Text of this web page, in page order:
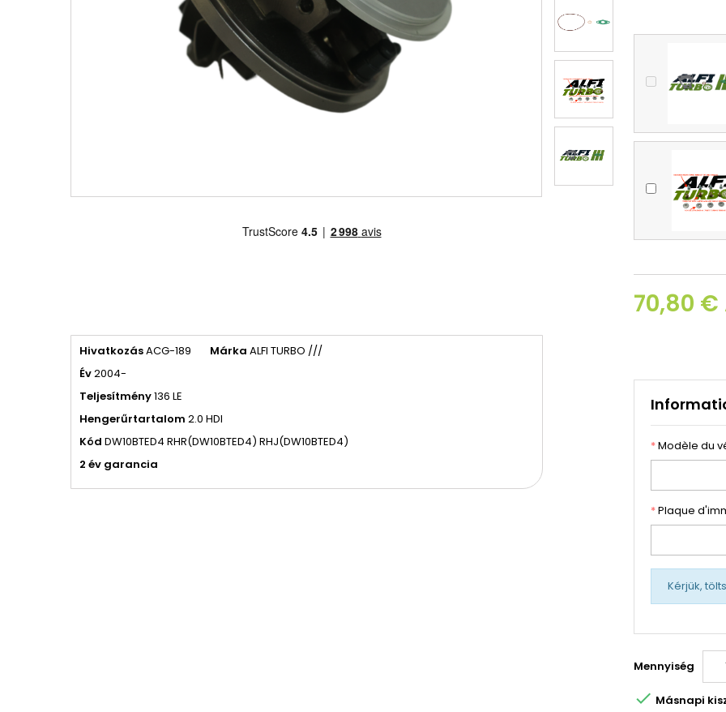
HivatkozásACG-189 Márka ALFI TURBO ///
Év2004-
Teljesítmény136 LE
Hengerűrtartalom 2.0 HDI
Kód DW10BTED4 RHR(DW10BTED4) RHJ(DW10BTED4)
2 év garancia
70,80
*Modèle du
*Plaque
Kérjük,
Mennyiség
 Másnapi